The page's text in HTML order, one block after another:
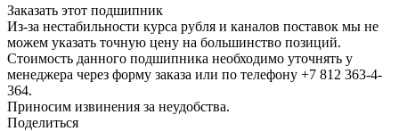
Заказать этот подшипник
Из-за нестабильности курса рубля и каналов поставок мы не
можем указать точную цену на большинство позиций.
Стоимость данного подшипника необходимо уточнять у
менеджера через форму заказа или по телефону +7 812 363-4-
364.
Приносим извинения за неудобства.
Поделиться